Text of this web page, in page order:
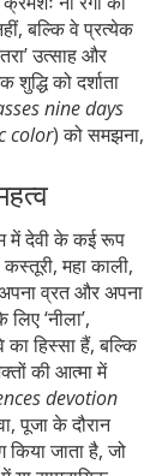
बल्कि वे प्रत्येक
उत्साह और
को दर्शाता
nine days
color) को समझना,
में देवी के कई रूप
महा काली,
व्रत और अपना
‘नीला’,
का हिस्सा हैं, बल्कि
की आत्मा में
devotion
पूजा के दौरान
किया जाता है, जो